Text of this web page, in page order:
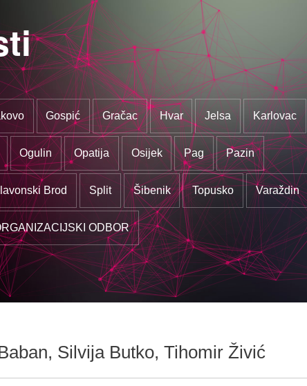
Gospić Gračac Hvar Jelsa Karlovac
Ogulin Opatija Osijek Pag Pazin
Brod Split Šibenik Topusko Varaždin
ODBOR
Silvija Butko, Tihomir Živić